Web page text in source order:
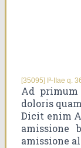
[35095] Iª-IIae q.
Ad primum
doloris
Dicit enim
amissione
amissione